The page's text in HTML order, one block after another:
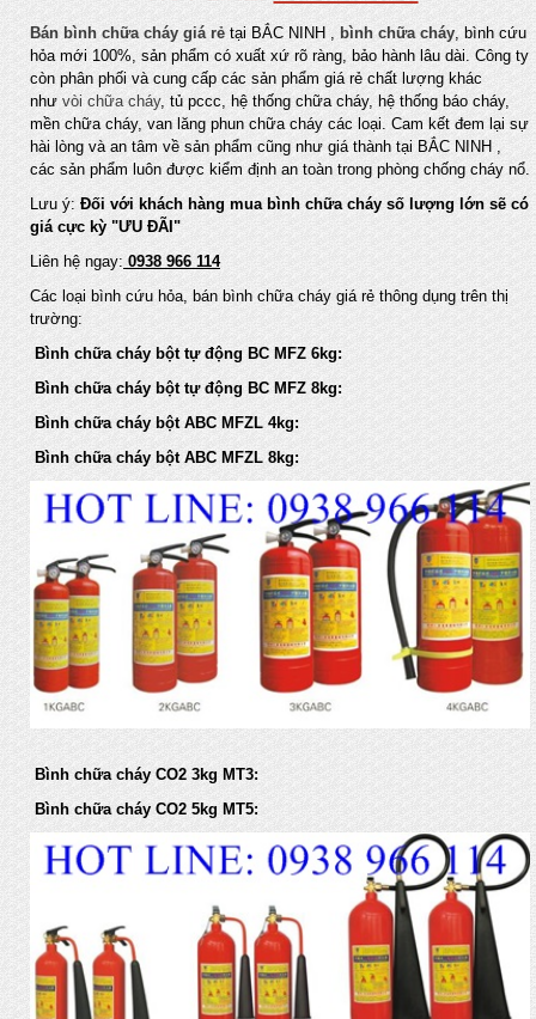
Bán bình chữa cháy giá rẻ tại BẮC NINH , bình chữa cháy, bình cứu
hỏa mới 100%, sản phẩm có xuất xứ rõ ràng, bảo hành lâu dài. Công ty
còn phân phối và cung cấp các sản phẩm giá rẻ chất lượng khác
như vòi chữa cháy, tủ pccc, hệ thống chữa cháy, hệ thống báo cháy,
mền chữa cháy, van lăng phun chữa cháy các loại. Cam kết đem lại sự
hài lòng và an tâm về sản phẩm cũng như giá thành tại BẮC NINH ,
các sản phẩm luôn được kiểm định an toàn trong phòng chống cháy nổ.
Lưu ý: Đối với khách hàng mua bình chữa cháy số lượng lớn sẽ có
giá cực kỳ "ƯU ĐÃI"
Liên hệ ngay: 0938 966 114
Các loại bình cứu hỏa, bán bình chữa cháy giá rẻ thông dụng trên thị
trường:
Bình chữa cháy bột tự động BC MFZ 6kg:
Bình chữa cháy bột tự động BC MFZ 8kg:
Bình chữa cháy bột ABC MFZL 4kg:
Bình chữa cháy bột ABC MFZL 8kg:
Bình chữa cháy CO2 3kg MT3:
Bình chữa cháy CO2 5kg MT5: